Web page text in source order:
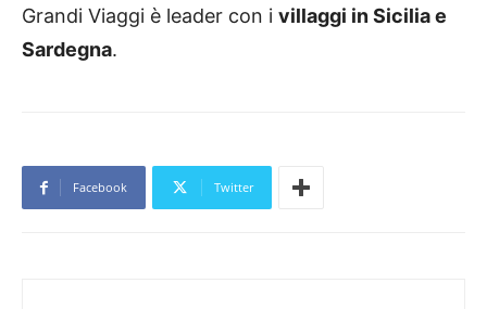
Grandi Viaggi è leader con i villaggi in Sicilia e
Sardegna.
Facebook Twitter